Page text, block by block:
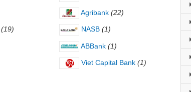
Agribank (22)
(19) NASB (1)
ABBank (1)
Viet Capital Bank (1)